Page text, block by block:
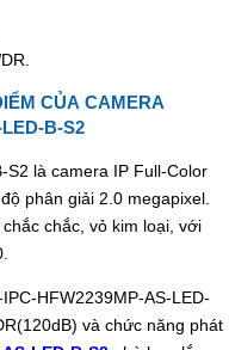
CỦA CAMERA
B-S2
S2 là camera IP Full-Color
phân giải 2.0 megapixel.
chắc, vỏ kim loại, với
HFW2239MP-AS-LED-
và chức năng phát